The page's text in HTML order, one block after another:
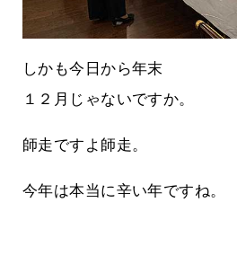
しかも今日から年末
１２月じゃないですか。
師走ですよ師走。
今年は本当に辛い年ですね。